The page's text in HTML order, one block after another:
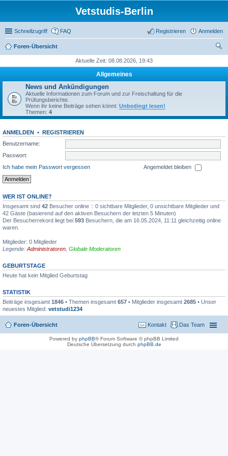
Vetstudis-Berlin
Schnellzugriff FAQ Anmelden
Registrieren
Foren-Übersicht
Aktuelle Zeit: 08.08.2026, 19:43
Allgemeines
News und Ankündigungen
Aktuelle Informationen zum Forum und zur Freischaltung für die
Prüfungsberichte.
Wenn ihr keine Beiträge sehen könnt: Unbedingt lesen!
Themen: 4
ANMELDEN • REGISTRIEREN
Benutzername:
Passwort:
Ich habe mein Passwort vergessen
Angemeldet bleiben
WER IST ONLINE?
Insgesamt sind 42 Besucher online :: 0 sichtbare Mitglieder, 0 unsichtbare Mitglieder und
42 Gäste (basierend auf den aktiven Besuchern der letzten 5 Minuten)
Der Besucherrekord liegt bei 593 Besuchern, die am 16.05.2024, 11:11 gleichzeitig online
waren.
Mitglieder: 0 Mitglieder
Legende: Administratoren Globale Moderatoren
GEBURTSTAGE
Heute hat kein Mitglied Geburtstag
STATISTIK
Beiträge insgesamt 1846 • Themen insgesamt 657 • Mitglieder insgesamt 2685 • Unser
neuestes Mitglied: vetstudi1234
Foren-Übersicht Das Team
Kontakt
Powered by phpBB® Forum Software © phpBB Limited
Deutsche Übersetzung durch phpBB.de